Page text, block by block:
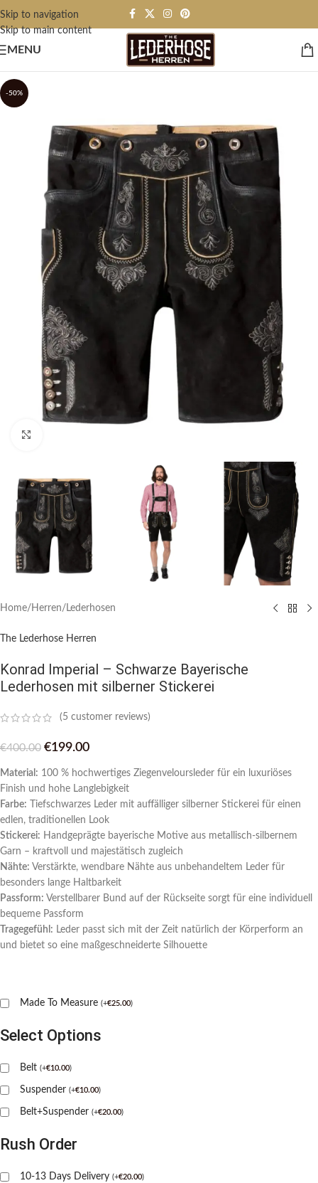
Skip to navigation
Skip to main content
MENU
-50%
Home/ Herren/ Lederhosen
The Lederhose Herren
Konrad Imperial – Schwarze Bayerische
Lederhosen mit silberner Stickerei
(5 customer reviews)
€400.00 €199.00
Material: 100 % hochwertiges Ziegenveloursleder für ein luxuriöses
Finish und hohe Langlebigkeit
Farbe: Tiefschwarzes Leder mit auffälliger silberner Stickerei für einen
edlen, traditionellen Look
Stickerei: Handgeprägte bayerische Motive aus metallisch-silbernem
Garn – kraftvoll und majestätisch zugleich
Nähte: Verstärkte, wendbare Nähte aus unbehandeltem Leder für
besonders lange Haltbarkeit
Passform: Verstellbarer Bund auf der Rückseite sorgt für eine individuell
bequeme Passform
Tragegefühl: Leder passt sich mit der Zeit natürlich der Körperform an
und bietet so eine maßgeschneiderte Silhouette
Made To Measure (+€25.00)
Select Options
Belt (+€10.00)
Suspender (+€10.00)
Belt+Suspender (+€20.00)
Rush Order
10-13 Days Delivery (+€20.00)